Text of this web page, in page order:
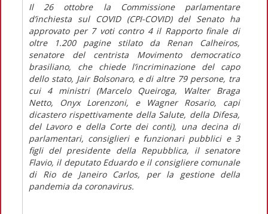
Il 26 ottobre la Commissione parlamentare
d’inchiesta sul COVID (CPI-COVID) del Senato ha
approvato per 7 voti contro 4 il Rapporto finaledi
oltre 1.200 pagine stilato da Renan Calheiros,
senatore del centrista Movimento democratico
brasiliano, che chiede l’incriminazione del capo
dello stato, Jair Bolsonaro, e di altre 79 persone, tra
cui 4 ministri (Marcelo Queiroga, Walter Braga
Netto, Onyx Lorenzoni, e Wagner Rosario, capi
dicastero rispettivamente della Salute, della Difesa,
del Lavoro e della Corte dei conti), una decina di
parlamentari, consiglieri e funzionari pubblici e 3
figli del presidente della Repubblica, il senatore
Flavio, il deputato Eduardo e il consigliere comunale
di Rio de Janeiro Carlos, per la gestione della
pandemia da coronavirus.